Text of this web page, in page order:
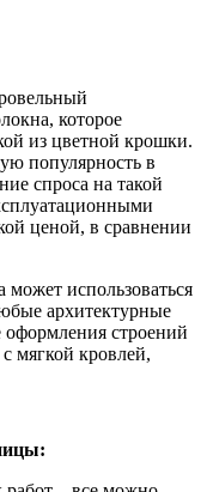
которое
из цветной крошки.
популярность в
спроса на такой
ценой, в сравнении
может использоваться
архитектурные
строений
мягкой кровлей,